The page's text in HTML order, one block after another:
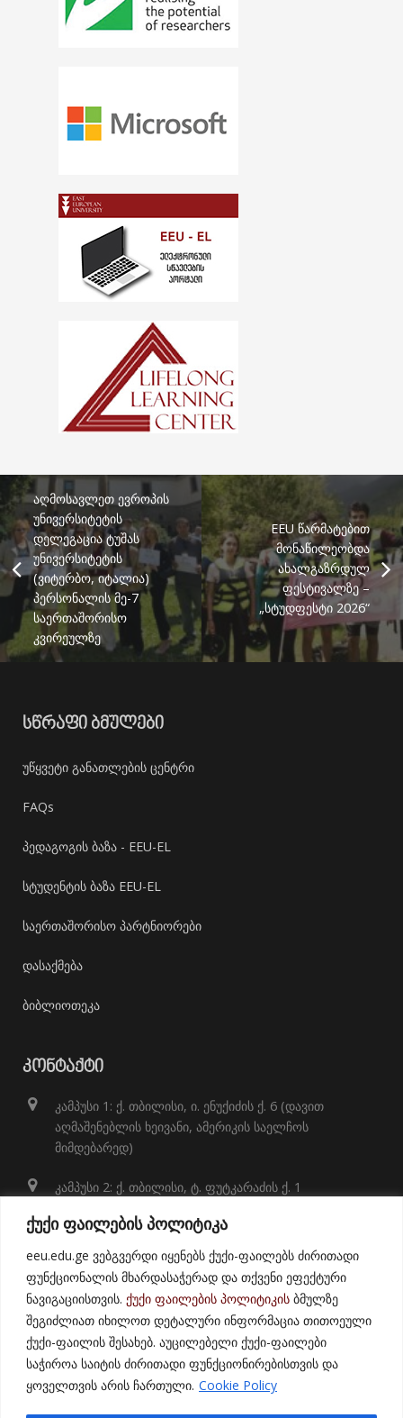
ქუქი ფაილების პოლიტიკა
eeu.edu.ge ვებგვერდი იყენებს ქუქი-ფაილებს ძირითადი
ფუნქციონალის მხარდასაჭერად და თქვენი ეფექტური
ნავიგაციისთვის. ქუქი ფაილების პოლიტიკის ბმულზე
შეგიძლიათ იხილოთ დეტალური ინფორმაცია თითოეული
ქუქი-ფაილის შესახებ. აუცილებელი ქუქი-ფაილები
საჭიროა საიტის ძირითადი ფუნქციონირებისთვის და
ყოველთვის არის ჩართული. Cookie Policy
აღმოსავლეთ ევროპის
უნივერსიტეტის
დელეგაცია ტუშას
უნივერსიტეტის
(ვიტერბო, იტალია)
პერსონალის მე-7
საერთაშორისო
კვირეულზე
EEU წარმატებით
მონაწილეობდა
ახალგაზრდულ
ფესტივალზე –
„სტუდფესტი 2026“
ᲡᲬᲠᲐᲤᲘ ᲑᲛᲣᲚᲔᲑᲘ
უწყვეტი განათლების ცენტრი
FAQs
პედაგოგის ბაზა - EEU-EL
სტუდენტის ბაზა EEU-EL
საერთაშორისო პარტნიორები
დასაქმება
ბიბლიოთეკა
ᲙᲝᲜᲢᲐᲥᲢᲘ
კამპუსი 1: ქ. თბილისი, ი. ენუქიძის ქ. 6 (დავით
აღმაშენებლის ხეივანი, ამერიკის საელჩოს
მიმდებარედ)
კამპუსი 2: ქ. თბილისი, ტ. ფუტკარაძის ქ. 1
+995 32 248 01 41;
info@eeu.edu.ge